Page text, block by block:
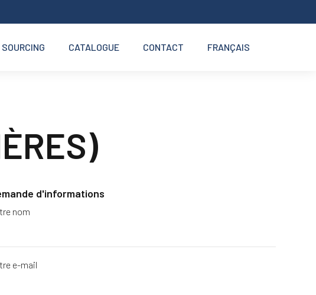
SOURCING CATALOGUE CONTACT FRANÇAIS
d'informations
nom
e-mail